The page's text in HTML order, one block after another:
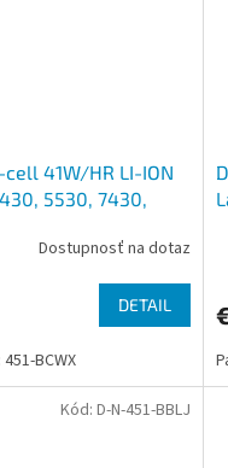
41W/HR LI-ION
5530, 7430,
Dostupnosť na dotaz
DETAIL
BCWX
Kód: D-N-451-BBLJ